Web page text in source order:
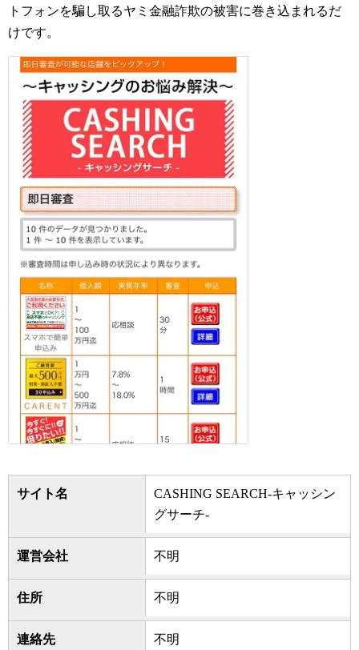
トフォンを騙し取るヤミ金融詐欺の被害に巻き込まれるだ
けです。
サイト名
CASHING SEARCH-キャッシン
グサーチ-
運営会社 不明
住所 不明
連絡先 不明